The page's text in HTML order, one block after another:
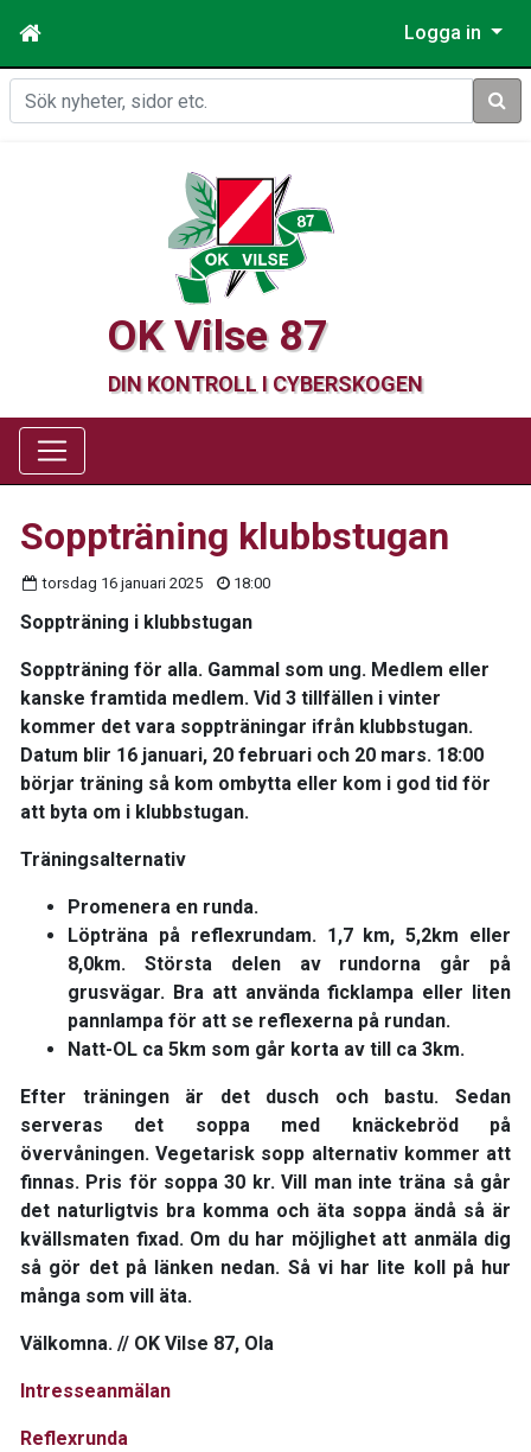
Logga in
Sök
OK Vilse 87
DIN KONTROLL I CYBERSKOGEN
Soppträning klubbstugan
torsdag 16 januari 2025 18:00
Soppträning i klubbstugan
Soppträning för alla. Gammal som ung. Medlem eller
kanske framtida medlem. Vid 3 tillfällen i vinter
kommer det vara soppträningar ifrån klubbstugan.
Datum blir 16 januari, 20 februari och 20 mars. 18:00
börjar träning så kom ombytta eller kom i god tid för
att byta om i klubbstugan.
Träningsalternativ
Promenera en runda.
Löpträna på reflexrundam. 1,7 km, 5,2km eller
8,0km. Största delen av rundorna går på
grusvägar. Bra att använda ficklampa eller liten
pannlampa för att se reflexerna på rundan.
Natt-OL ca 5km som går korta av till ca 3km.
Efter träningen är det dusch och bastu. Sedan
serveras det soppa med knäckebröd på
övervåningen. Vegetarisk sopp alternativ kommer att
finnas. Pris för soppa 30 kr. Vill man inte träna så går
det naturligtvis bra komma och äta soppa ändå så är
kvällsmaten fixad. Om du har möjlighet att anmäla dig
så gör det på länken nedan. Så vi har lite koll på hur
många som vill äta.
Välkomna. // OK Vilse 87, Ola
Intresseanmälan
Reflexrunda